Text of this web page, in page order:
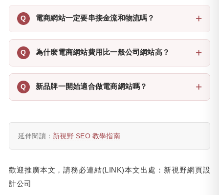
電商網站一定要串接金流和物流嗎？
為什麼電商網站費用比一般公司網站高？
新品牌一開始適合做電商網站嗎？
延伸閱讀： 新視野 SEO 教學指南
歡迎推廣本文，請務必連結(LINK)本文出處： 新視野網頁設
計公司